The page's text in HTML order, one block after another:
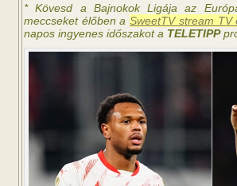
* Kövesd a Bajnokok Ligája az
meccseket élőben aSweetTV stream TV
napos ingyenes időszakot a TELETIPP